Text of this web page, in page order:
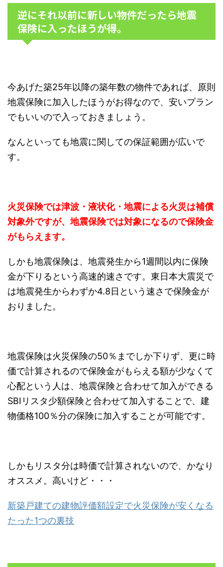
逆にそれ以前に新しい物件だったら地震
保険に入ったほうが得。
今あげた築25年以降の築年数の物件であれば、原則
地震保険に加入したほうがお得なので、安いプラン
でもいいので入っておきましょう。
なんといっても地震に関しての保証範囲が広いで
す。
火災保険では津波・液状化・地震による火災は補償
対象外ですが、地震保険では対象になるので保険金
がもらえます。
しかも地震保険は、地震発生から1週間以内に保険
金が下りるという高速的速さです。東日本大震災で
は地震発生からわずか4.8日という速さで保険金が
おりました。
地震保険は火災保険の50％までしか下りず、更に時
価で計算されるので保険金がもらえる額が少なくて
心配という人は、地震保険と合わせて加入ができる
SBIリスタ少額保険と合わせて加入することで、建
物価格100％分の保険に加入することが可能です。
しかもリスタ分は時価で計算されないので、かなり
オススメ。高いけど・・・
新築戸建ての建物評価額設定で火災保険が安くなる
たった1つの裏技